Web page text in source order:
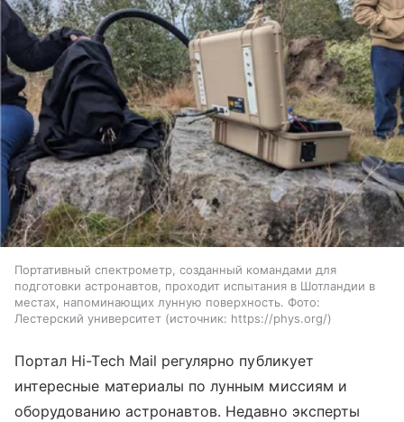
Портативный спектрометр, созданный командами для
подготовки астронавтов, проходит испытания в Шотландии в
местах, напоминающих лунную поверхность. Фото:
Лестерский университет
источник: https://phys.org/
Портал Hi-Tech Mail регулярно публикует
интересные материалы по лунным миссиям и
оборудованию астронавтов. Недавно эксперты